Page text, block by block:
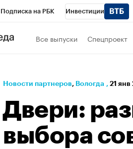
Подписка на РБК Инвестиции
РБК Вино
Проверка контрагентов
Все выпуски Спецпроект
Новости партнеров⁠, Вологда , 21 янв
Двери:
выбора